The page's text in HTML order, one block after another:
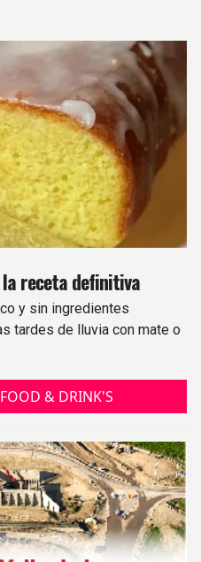
receta definitiva
y sin ingredientes
tardes de lluvia con mate o
& DRINK'S